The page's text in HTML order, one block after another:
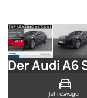
Der Audi A6
Jahreswagen